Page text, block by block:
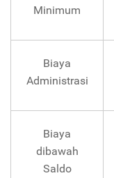
Minimum
Biaya
Administrasi
Biaya
dibawah
Saldo